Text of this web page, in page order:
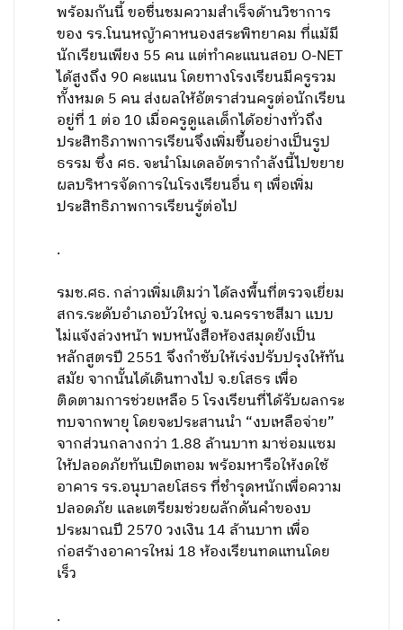
​พร้อมกันนี้ ขอชื่นชมความสำเร็จด้านวิชาการ
ของ รร.โนนหญ้าคาหนองสระพิทยาคม ที่แม้มี
นักเรียนเพียง 55 คน แต่ทำคะแนนสอบ O-NET
ได้สูงถึง 90 คะแนน โดยทางโรงเรียนมีครูรวม
ทั้งหมด 5 คน ส่งผลให้อัตราส่วนครูต่อนักเรียน
อยู่ที่ 1 ต่อ 10 เมื่อครูดูแลเด็กได้อย่างทั่วถึง
ประสิทธิภาพการเรียนจึงเพิ่มขึ้นอย่างเป็นรูป
ธรรม ซึ่ง ศธ. จะนำโมเดลอัตรากำลังนี้ไปขยาย
ผลบริหารจัดการในโรงเรียนอื่น ๆ เพื่อเพิ่ม
ประสิทธิภาพการเรียนรู้ต่อไป
.
รมช.ศธ. กล่าวเพิ่มเติมว่า ได้ลงพื้นที่ตรวจเยี่ยม
สกร.ระดับอำเภอบัวใหญ่ จ.นครราชสีมา แบบ
ไม่แจ้งล่วงหน้า พบหนังสือห้องสมุดยังเป็น
หลักสูตรปี 2551 จึงกำชับให้เร่งปรับปรุงให้ทัน
สมัย จากนั้นได้เดินทางไป จ.ยโสธร เพื่อ
ติดตามการช่วยเหลือ 5 โรงเรียนที่ได้รับผลกระ
ทบจากพายุ โดยจะประสานนำ “งบเหลือจ่าย”
จากส่วนกลางกว่า 1.88 ล้านบาท มาซ่อมแซม
ให้ปลอดภัยทันเปิดเทอม พร้อมหารือให้งดใช้
อาคาร รร.อนุบาลยโสธร ที่ชำรุดหนักเพื่อความ
ปลอดภัย และเตรียมช่วยผลักดันคำของบ
ประมาณปี 2570 วงเงิน 14 ล้านบาท เพื่อ
ก่อสร้างอาคารใหม่ 18 ห้องเรียนทดแทนโดย
เร็ว
.